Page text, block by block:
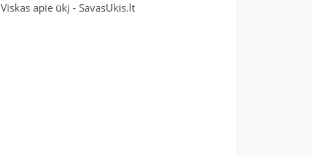
Viskas apie ūkį -SavasUkis.lt